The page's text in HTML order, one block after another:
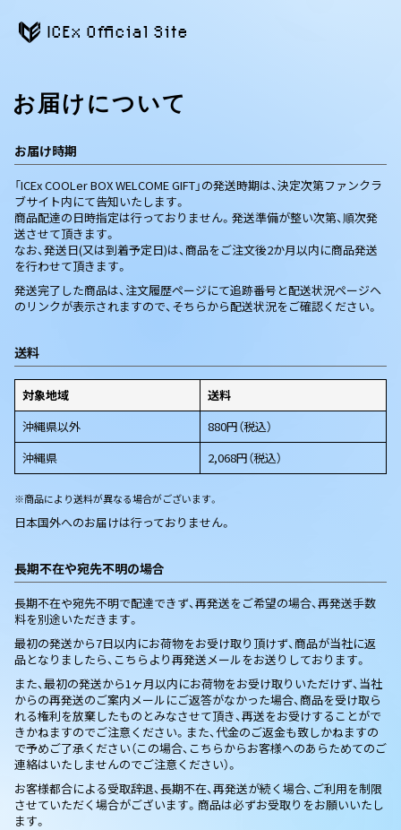
ICEx Official Site
お届けについて
お届け時期
「ICEx COOLer BOX WELCOME GIFT」の発送時期は、決定次第ファンクラ
ブサイト内にて告知いたします。
商品配達の日時指定は行っておりません。発送準備が整い次第、順次発
送させて頂きます。
なお、発送日(又は到着予定日)は、商品をご注文後2か月以内に商品発送
を行わせて頂きます。
発送完了した商品は、注文履歴ページにて追跡番号と配送状況ページヘ
のリンクが表示されますので、そちらから配送状況をご確認ください。
送料
対象地域
送料
沖縄県以外
880円（税込）
沖縄県
2,068円（税込）
※商品により送料が異なる場合がございます。
日本国外へのお届けは行っておりません。
長期不在や宛先不明の場合
長期不在や宛先不明で配達できず、再発送をご希望の場合、再発送手数
料を別途いただきます。
最初の発送から7日以内にお荷物をお受け取り頂けず、商品が当社に返
品となりましたら、こちらより再発送メールをお送りしております。
また、最初の発送から1ヶ月以内にお荷物をお受け取りいただけず、当社
からの再発送のご案内メールにご返答がなかった場合、商品を受け取ら
れる権利を放棄したものとみなさせて頂き、再送をお受けすることがで
きかねますのでご注意ください。また、代金のご返金も致しかねますの
で予めご了承ください（この場合、こちらからお客様へのあらためてのご
連絡はいたしませんのでご注意ください）。
お客様都合による受取辞退、長期不在、再発送が続く場合、ご利用を制限
させていただく場合がございます。商品は必ずお受取りをお願いいたし
ます。